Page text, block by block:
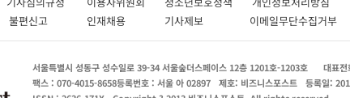
불편신고 인재채용 기사제보 이메일무단수집거부
서울특별시 성동구 성수일로 39-34 서울숲더스페이스 12층 1201호-1203호 대표
팩스 : 070-4015-8658등록번호 : 서울 아 02897 제호: 비즈니스포스트 등록일: